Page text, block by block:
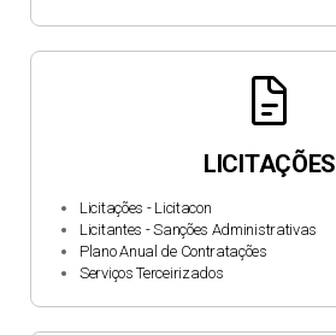
docs
LICITAÇÕES
Licitações - Licitacon
Licitantes - Sanções Administrativas
Plano Anual de Contratações
Serviços Terceirizados